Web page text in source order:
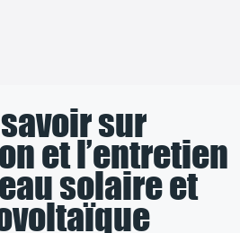
sur
et l’entretien
solaire et